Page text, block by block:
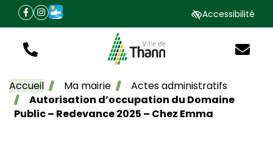
Gestion des traceurs
Aller
navigation
Aller
Aller
Facebook
(ouverture dans un nouvel onglet)
Instagram
(ouverture dans un nouvel onglet)
IntraMuros
(ouverture dans un nouvel onglet)Accessibilité
Tél. Site officiel de la ville
Nous
Accueil Ma mairie
Actes administratifs
Autorisation d’occupation du Domaine
Public – Redevance 2025 – Chez Emma